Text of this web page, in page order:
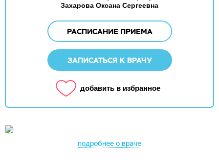
Захарова Оксана Сергеевна
РАСПИСАНИЕ ПРИЕМА
ЗАПИСАТЬСЯ К ВРАЧУ
добавить в избранное
подробнее о враче